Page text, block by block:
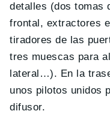
detalles (dos tomas
frontal, extractores
tiradores de las
tres muescas para
lateral…). En la
unos pilotos unidos
difusor.